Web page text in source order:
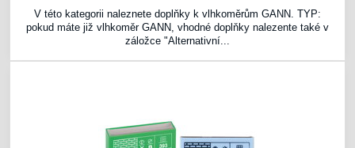
V této kategorii naleznete doplňky k vlhkoměrům GANN. TYP:
pokud máte již vlhkoměr GANN, vhodné doplňky nalezente také v
záložce "Alternativní...